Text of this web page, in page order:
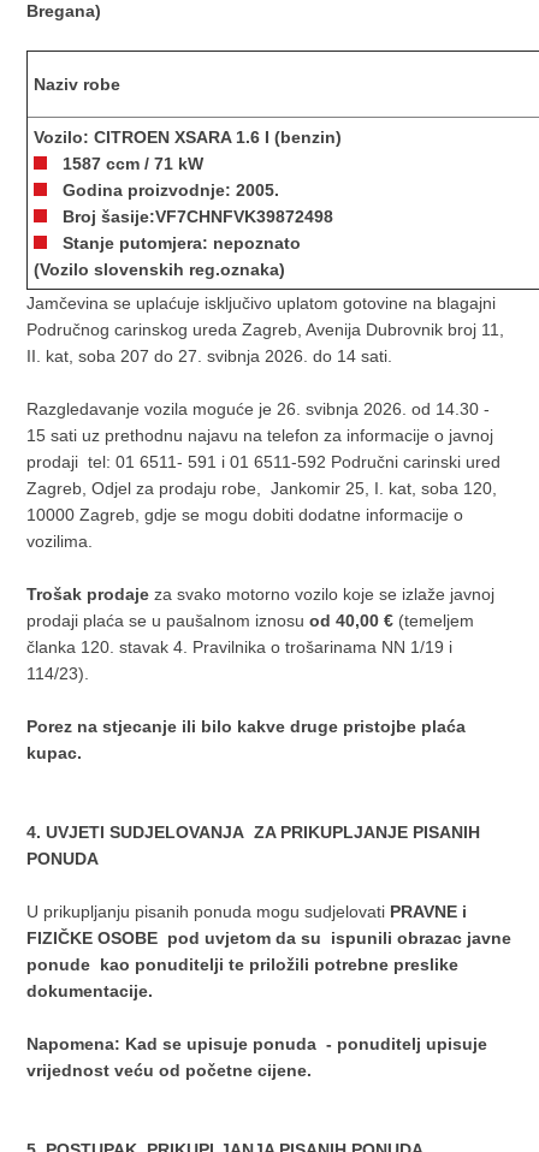
Bregana)
Naziv robe
Vozilo: CITROEN XSARA 1.6 I (benzin)
1587 ccm / 71 kW
Godina proizvodnje: 2005.
Broj šasije:VF7CHNFVK39872498
Stanje putomjera: nepoznato
(Vozilo slovenskih reg.oznaka)
Jamčevina se uplaćuje isključivo uplatom gotovine na blagajni
Područnog carinskog ureda Zagreb, Avenija Dubrovnik broj 11,
II. kat, soba 207 do 27. svibnja 2026. do 14 sati.
Razgledavanje vozila moguće je 26. svibnja 2026. od 14.30 -
15 sati uz prethodnu najavu na telefon za informacije o javnoj
prodaji tel: 01 6511- 591 i 01 6511-592 Područni carinski ured
Zagreb, Odjel za prodaju robe, Jankomir 25, I. kat, soba 120,
10000 Zagreb, gdje se mogu dobiti dodatne informacije o
vozilima.
Trošak prodajeza svako motorno vozilo koje se izlaže javnoj
prodaji plaća se u paušalnom iznosu od 40,00 € (temeljem
članka 120. stavak 4. Pravilnika o trošarinama NN 1/19 i
114/23).
Porez na stjecanje ili bilo kakve druge pristojbe plaća
kupac.
4. UVJETI SUDJELOVANJA ZA PRIKUPLJANJE PISANIH
PONUDA
U prikupljanju pisanih ponuda mogu sudjelovati PRAVNE i
FIZIČKE OSOBE pod uvjetom da su ispunili obrazac javne
ponude kao ponuditelji te priložili potrebne preslike
dokumentacije.
Napomena: Kad se upisuje ponuda - ponuditelj upisuje
vrijednost veću od početne cijene.